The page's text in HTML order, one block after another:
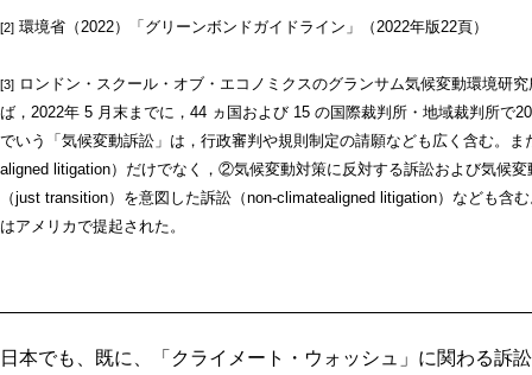
[2] 環境省（2022）「グリーンボンドガイドライン」（2022年版22頁）
[3] ロンドン・スクール・オブ・エコノミクスのグランサム気候変動環境研
ば，2022年 5 月末までに，44 ヵ国および 15 の国際裁判所・地域裁判所で
でいう「気候変動訴訟」は，行政審判や規則制定の請願なども広く含む。
aligned litigation）だけでなく，②気候変動対策に反対する訴訟および気候
（just transition）を意図した訴訟（non-climatealigned litigation）なども含
はアメリカで提起された。
日本でも、既に、「クライメート・ウォッシュ」に関わる訴